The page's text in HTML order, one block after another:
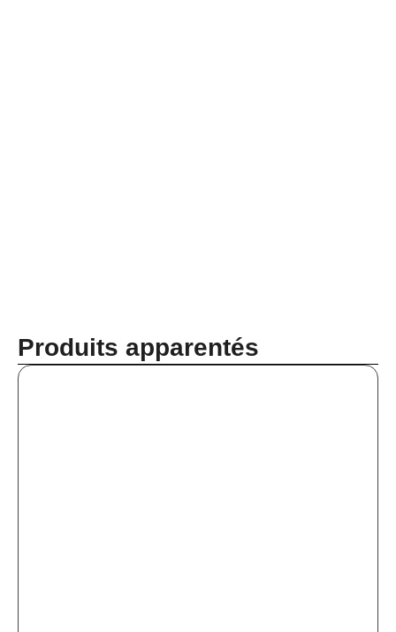
Produits apparentés